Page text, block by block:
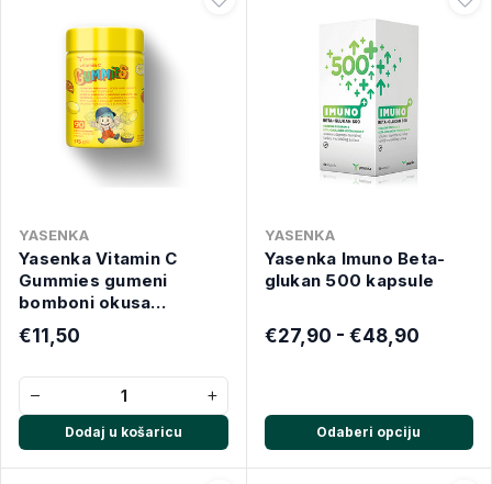
YASENKA
Yasenka Vitamin C
Gummies gumeni
bomboni okusa
naranče, A90
€11,50
− +
Dodaj u košaricu
YASENKA
Yasenka Imuno Beta-
glukan 500 kapsule
€27,90 - €48,90
Odaberi opciju